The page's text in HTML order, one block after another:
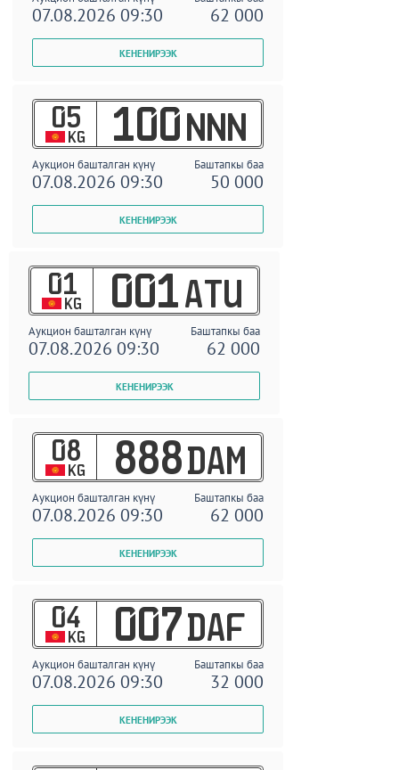
07.08.2026 09:30 62 000
05
KG 100 NNN
Аукцион башталган күнү Баштапкы баа
07.08.2026 09:30 50 000
01
KG 001 ATU
Аукцион башталган күнү Баштапкы баа
07.08.2026 09:30 62 000
08
KG 888 DAM
Аукцион башталган күнү Баштапкы баа
07.08.2026 09:30 62 000
04
KG 007 DAF
Аукцион башталган күнү Баштапкы баа
07.08.2026 09:30 32 000